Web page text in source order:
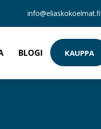
info@eliaskokoelmat.fi
BLOGI KAUPPA